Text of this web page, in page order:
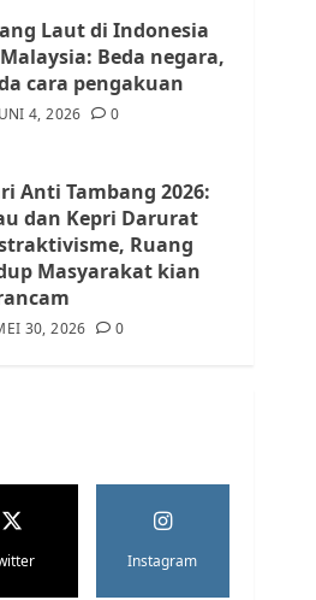
Advokasi Desak BP
Berhenti
Tanah Warga
Laut di Indonesia
Beda negara,
cara pengakuan
4, 2026 0
Anti Tambang 2026:
dan Kepri Darurat
Ruang
Masyarakat kian
30, 2026 0
Instagram